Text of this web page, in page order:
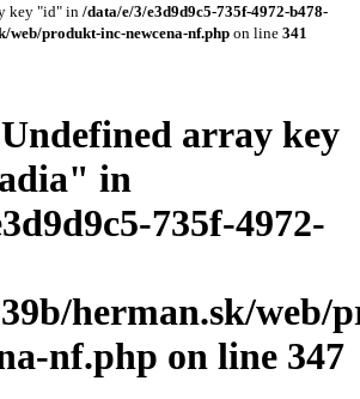
key "id" in /data/e/3/e3d9d9c5-735f-4972-b478-
web/produkt-inc-newcena-nf.php on line 341
array key
in
735f-4972-
herman.sk/web/
nf.php on line 347